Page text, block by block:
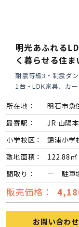
明光あふれる
く暮らせる住ま
耐震等級3・制震ダ
1台・LDK家具、カ
所在地：
明石市魚
最寄駅：
JR 山陽
小学校区：
錦浦小学
敷地面積：
122.88
間取り：
－ 駐車
販売価格：
お問い合わせ